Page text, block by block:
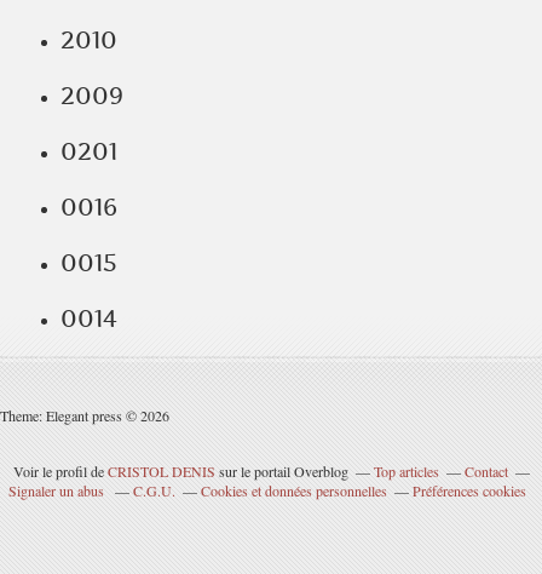
2010
2009
0201
0016
0015
0014
Theme: Elegant press © 2026
Voir le profil deCRISTOL DENIS sur le portail Overblog Top articles
Contact
Signaler un abus
C.G.U. Cookies et données personnelles Préférences cookies